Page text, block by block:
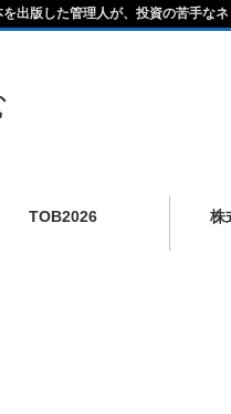
TOB2026 株
出版した管理人が、投資の苦手な